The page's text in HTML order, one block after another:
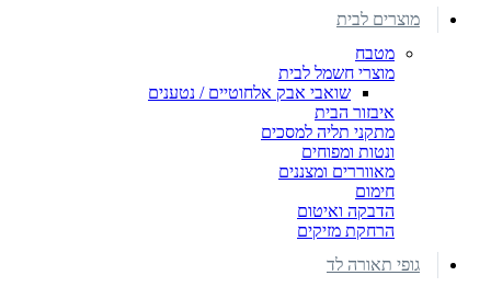
מוצרים לבית
מטבח
מוצרי חשמל לבית
שואבי אבק אלחוטיים / נטענים
איבזור הבית
מתקני תליה למסכים
ונטות ומפוחים
מאווררים ומצננים
חימום
הדבקה ואיטום
הרחקת מזיקים
גופי תאורה לד